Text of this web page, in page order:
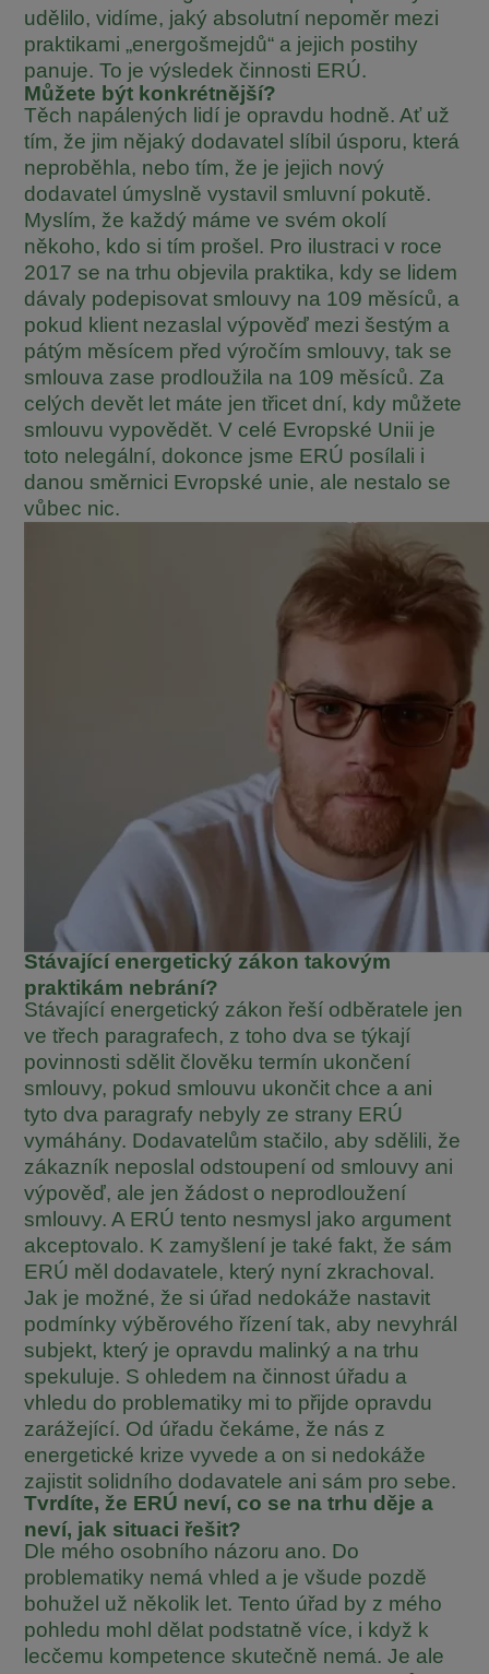
udělilo, vidíme, jaký absolutní nepoměr mezi
praktikami „energošmejdů“ a jejich postihy
panuje. To je výsledek činnosti ERÚ.
Můžete být konkrétnější?
Těch napálených lidí je opravdu hodně. Ať už
tím, že jim nějaký dodavatel slíbil úsporu, která
neproběhla, nebo tím, že je jejich nový
dodavatel úmyslně vystavil smluvní pokutě.
Myslím, že každý máme ve svém okolí
někoho, kdo si tím prošel. Pro ilustraci v roce
2017 se na trhu objevila praktika, kdy se lidem
dávaly podepisovat smlouvy na 109 měsíců, a
pokud klient nezaslal výpověď mezi šestým a
pátým měsícem před výročím smlouvy, tak se
smlouva zase prodloužila na 109 měsíců. Za
celých devět let máte jen třicet dní, kdy můžete
smlouvu vypovědět. V celé Evropské Unii je
toto nelegální, dokonce jsme ERÚ posílali i
danou směrnici Evropské unie, ale nestalo se
vůbec nic.
Stávající energetický zákon takovým
praktikám nebrání?
Stávající energetický zákon řeší odběratele jen
ve třech paragrafech, z toho dva se týkají
povinnosti sdělit člověku termín ukončení
smlouvy, pokud smlouvu ukončit chce a ani
tyto dva paragrafy nebyly ze strany ERÚ
vymáhány. Dodavatelům stačilo, aby sdělili, že
zákazník neposlal odstoupení od smlouvy ani
výpověď, ale jen žádost o neprodloužení
smlouvy. A ERÚ tento nesmysl jako argument
akceptovalo. K zamyšlení je také fakt, že sám
ERÚ měl dodavatele, který nyní zkrachoval.
Jak je možné, že si úřad nedokáže nastavit
podmínky výběrového řízení tak, aby nevyhrál
subjekt, který je opravdu malinký a na trhu
spekuluje. S ohledem na činnost úřadu a
vhledu do problematiky mi to přijde opravdu
zarážející. Od úřadu čekáme, že nás z
energetické krize vyvede a on si nedokáže
zajistit solidního dodavatele ani sám pro sebe.
Tvrdíte, že ERÚ neví, co se na trhu děje a
neví, jak situaci řešit?
Dle mého osobního názoru ano. Do
problematiky nemá vhled a je všude pozdě
bohužel už několik let. Tento úřad by z mého
pohledu mohl dělat podstatně více, i když k
lecčemu kompetence skutečně nemá. Je ale